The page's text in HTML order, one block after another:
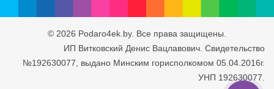
© 2026 Podaro4ek.by. Все права защищены.
ИП Витковский Денис Вацлавович. Свидетельство
№192630077, выдано Минским горисполкомом 05.04.2016г.
УНП 192630077.